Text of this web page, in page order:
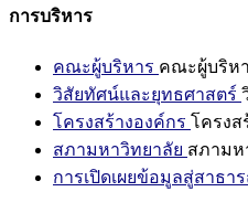
การบริหาร
คณะผู้บริหาร คณะผู้บริห
วิสัยทัศน์และยุทธศาสตร์
โครงสร้างองค์กร โครงส
สภามหาวิทยาลัย สภามห
การเปิดเผยข้อมูลสู่สาธา